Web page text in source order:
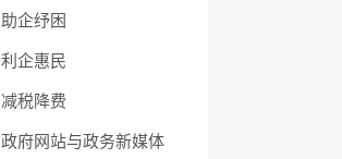
助企纾困
利企惠民
减税降费
政府网站与政务新媒体